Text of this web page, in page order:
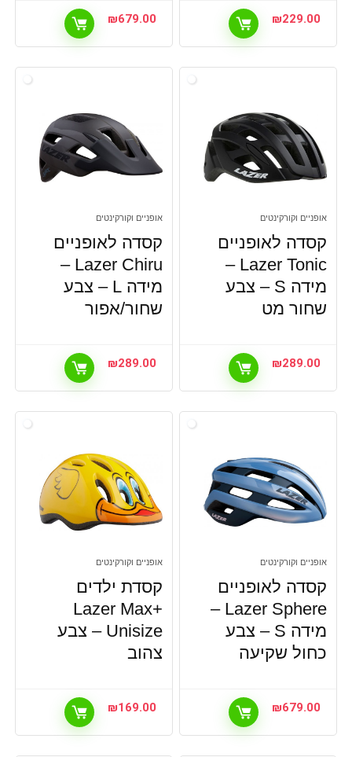
₪229.00
₪679.00
אופניים וקורקינטים
קסדה לאופניים
Lazer Tonic –
מידה S – צבע
שחור מט
₪289.00
אופניים וקורקינטים
קסדה לאופניים
Lazer Chiru –
מידה L – צבע
שחור/אפור
₪289.00
אופניים וקורקינטים
קסדה לאופניים
Lazer Sphere –
מידה S – צבע
כחול שקיעה
₪679.00
אופניים וקורקינטים
קסדת ילדים
Lazer Max+
Unisize – צבע
צהוב
₪169.00